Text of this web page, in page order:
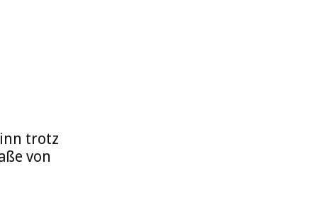
trotz
von